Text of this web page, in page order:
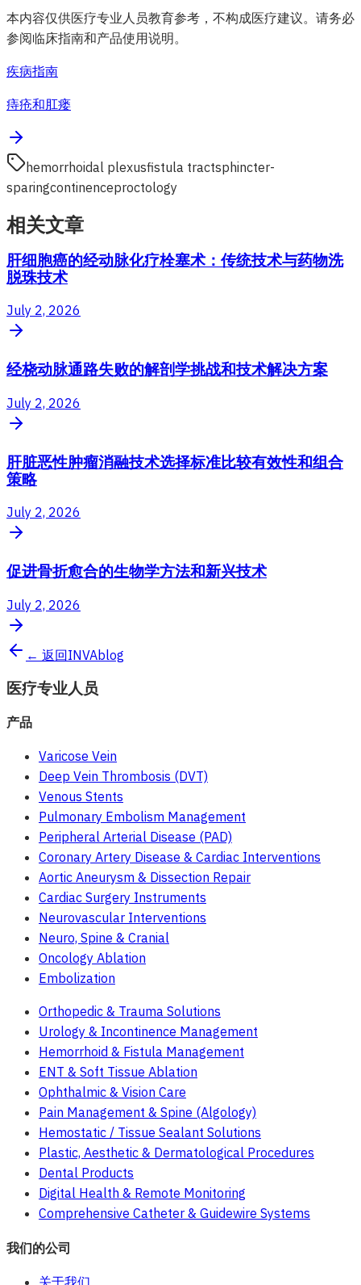
本内容仅供医疗专业人员教育参考，不构成医疗建议。请务必
参阅临床指南和产品使用说明。
疾病指南
痔疮和肛瘘
hemorrhoidal plexusfistula tractsphincter-
sparingcontinenceproctology
相关文章
肝细胞癌的经动脉化疗栓塞术：传统技术与药物洗
脱珠技术
July 2, 2026
经桡动脉通路失败的解剖学挑战和技术解决方案
July 2, 2026
肝脏恶性肿瘤消融技术选择标准比较有效性和组合
策略
July 2, 2026
促进骨折愈合的生物学方法和新兴技术
July 2, 2026
← 返回INVAblog
医疗专业人员
产品
Varicose Vein
Deep Vein Thrombosis (DVT)
Venous Stents
Pulmonary Embolism Management
Peripheral Arterial Disease (PAD)
Coronary Artery Disease & Cardiac Interventions
Aortic Aneurysm & Dissection Repair
Cardiac Surgery Instruments
Neurovascular Interventions
Neuro, Spine & Cranial
Oncology Ablation
Embolization
Orthopedic & Trauma Solutions
Urology & Incontinence Management
Hemorrhoid & Fistula Management
ENT & Soft Tissue Ablation
Ophthalmic & Vision Care
Pain Management & Spine (Algology)
Hemostatic / Tissue Sealant Solutions
Plastic, Aesthetic & Dermatological Procedures
Dental Products
Digital Health & Remote Monitoring
Comprehensive Catheter & Guidewire Systems
我们的公司